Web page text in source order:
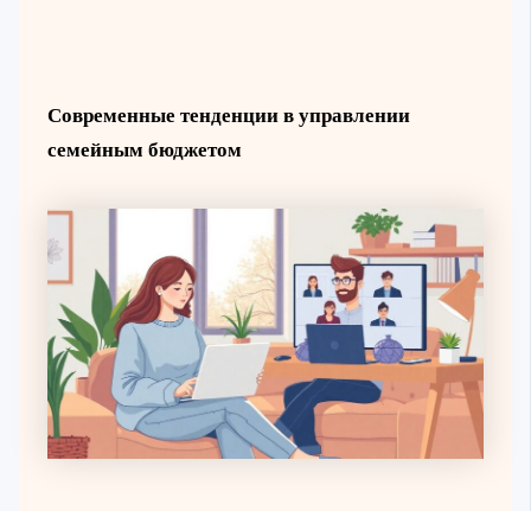
Современные тенденции в управлении
семейным бюджетом